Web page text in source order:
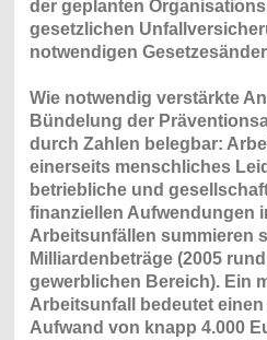
der geplanten
gesetzlichen
notwendigen
Wie notwendig verstärkte
Bündelung der
durch Zahlen belegbar:
einerseits menschliches
betriebliche und
finanziellen Aufwendungen
Arbeitsunfällen summieren
Milliardenbeträge (2005
gewerblichen Bereich). Ein
Arbeitsunfall bedeutet
Aufwand von knapp 4.000